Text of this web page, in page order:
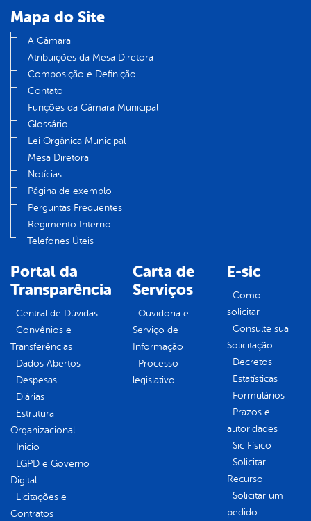
Mapa do Site
A Câmara
Atribuições da Mesa Diretora
Composição e Definição
Contato
Funções da Câmara Municipal
Glossário
Lei Orgânica Municipal
Mesa Diretora
Notícias
Página de exemplo
Perguntas Frequentes
Regimento Interno
Telefones Úteis
Portal da
Transparência
Central de Dúvidas
Convênios e
Transferências
Dados Abertos
Despesas
Diárias
Estrutura
Organizacional
Inicio
LGPD e Governo
Digital
Licitações e
Contratos
Carta de
Serviços
Ouvidoria e
Serviço de
Informação
Processo
legislativo
E-sic
Como
solicitar
Consulte sua
Solicitação
Decretos
Estatísticas
Formulários
Prazos e
autoridades
Sic Físico
Solicitar
Recurso
Solicitar um
pedido